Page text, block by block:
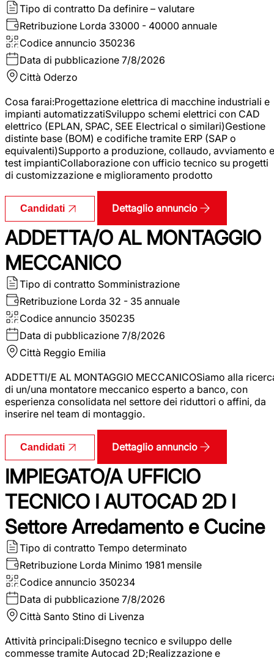
Tipo di contratto Da definire – valutare
Retribuzione Lorda 33000 - 40000 annuale
Codice annuncio 350236
Data di pubblicazione 7/8/2026
Città Oderzo
Cosa farai:Progettazione elettrica di macchine industriali e
impianti automatizzatiSviluppo schemi elettrici con CAD
elettrico (EPLAN, SPAC, SEE Electrical o similari)Gestione
distinte base (BOM) e codifiche tramite ERP (SAP o
equivalenti)Supporto a produzione, collaudo, avviamento e
test impiantiCollaborazione con ufficio tecnico su progetti
di customizzazione e miglioramento prodotto
Candidati Dettaglio annuncio
ADDETTA/O AL MONTAGGIO
MECCANICO
Tipo di contratto Somministrazione
Retribuzione Lorda 32 - 35 annuale
Codice annuncio 350235
Data di pubblicazione 7/8/2026
Città Reggio Emilia
ADDETTI/E AL MONTAGGIO MECCANICOSiamo alla
di un/una montatore meccanico esperto a banco, con
esperienza consolidata nel settore dei riduttori o affini, da
inserire nel team di montaggio.
Candidati Dettaglio annuncio
IMPIEGATO/A UFFICIO
TECNICO I AUTOCAD 2D I
Settore Arredamento e Cucine
Tipo di contratto Tempo determinato
Retribuzione Lorda Minimo 1981 mensile
Codice annuncio 350234
Data di pubblicazione 7/8/2026
Città Santo Stino di Livenza
Attività principali:Disegno tecnico e sviluppo delle
commesse tramite Autocad 2D;Realizzazione e